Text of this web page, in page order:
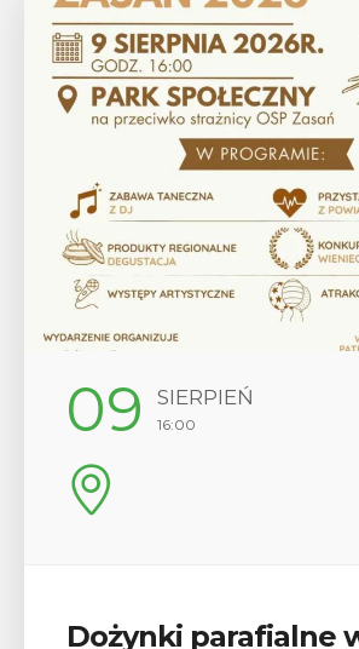
12 SIERPIEŃ
17:00
Wykład „Jak zdobyć